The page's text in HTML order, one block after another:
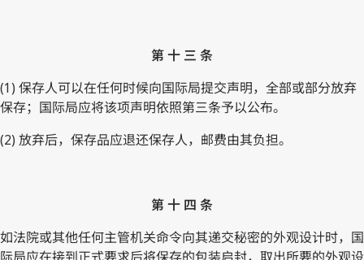
第 十 三 条
(1) 保存人可以在任何时候向国际局提交声明，全部或部分放弃
保存；国际局应将该项声明依照第三条予以公布。
(2) 放弃后，保存品应退还保存人，邮费由其负担。
第 十 四 条
如法院或其他任何主管机关命令向其递交秘密的外观设计时，国
际局应在接到正式要求后将保存的包装启封，取出所要的外观设